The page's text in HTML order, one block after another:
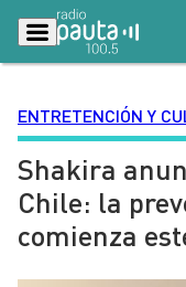
Podcasts
Lo Último
Ciudad
ENTRETENCIÓN Y
Shakira
Chile: la
comienza